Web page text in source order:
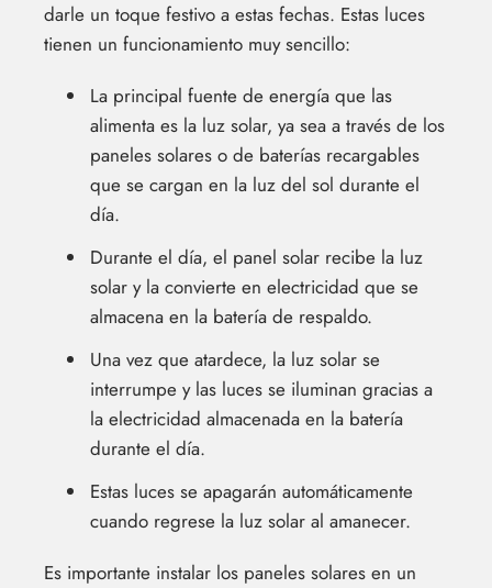
darle un toque festivo a estas fechas. Estas luces
tienen un funcionamiento muy sencillo:
La principal fuente de energía que las
alimenta es la luz solar, ya sea a través de los
paneles solares o de baterías recargables
que se cargan en la luz del sol durante el
día.
Durante el día, el panel solar recibe la luz
solar y la convierte en electricidad que se
almacena en la batería de respaldo.
Una vez que atardece, la luz solar se
interrumpe y las luces se iluminan gracias a
la electricidad almacenada en la batería
durante el día.
Estas luces se apagarán automáticamente
cuando regrese la luz solar al amanecer.
Es importante instalar los paneles solares en un